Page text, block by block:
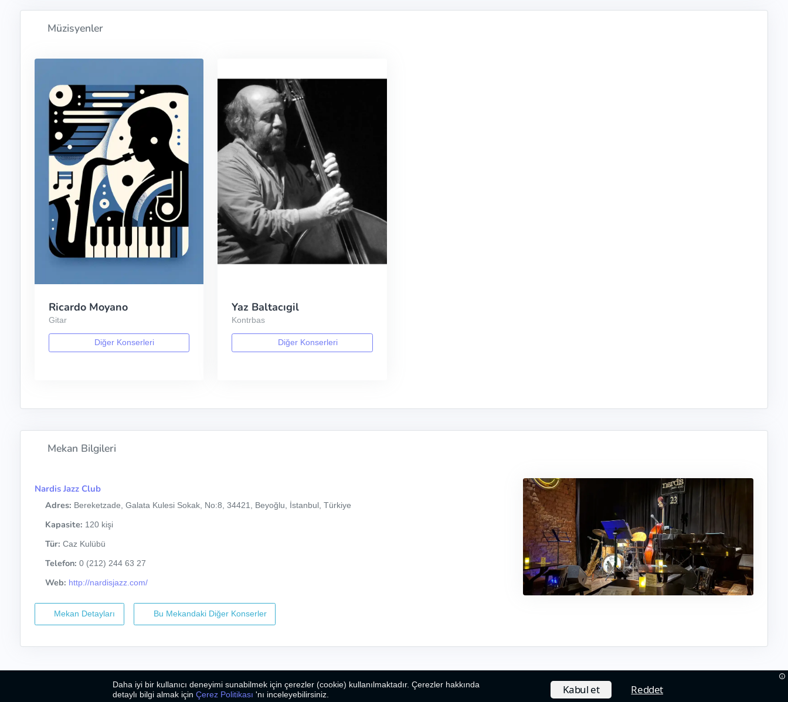
Müzisyenler
Ricardo Moyano
Gitar
Diğer Konserleri
Yaz Baltacıgil
Kontrbas
Diğer Konserleri
Mekan Bilgileri
Nardis Jazz Club
Adres: Bereketzade, Galata Kulesi Sokak, No:8, 34421, Beyoğlu, İstanbul, Türkiye
Kapasite: 120 kişi
Tür: Caz Kulübü
Telefon: 0 (212) 244 63 27
Web: http://nardisjazz.com/
Mekan Detayları Bu Mekandaki Diğer Konserler
Bizim Caz Hakkımızda Çerez Politikası
Daha iyi bir kullanıcı deneyimi sunabilmek için çerezler (cookie) kullanılmaktadır. Çerezler hakkında
detaylı bilgi almak için Çerez Politikası 'nı inceleyebilirsiniz. Kabul et Reddet